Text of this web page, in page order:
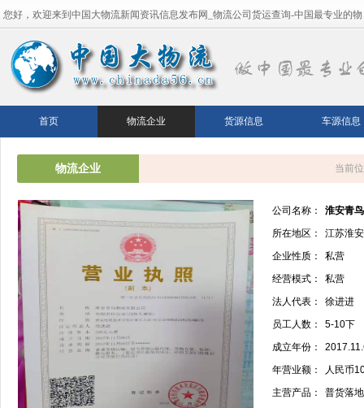
您好，欢迎来到中国大物流新闻资讯信息发布网_物流公司货运查询-中国最专业的物
流平台！
首页 物流企业 货源信息 车源信息
物流企业 当前
公司名称：
淮安青
所在地区：
江苏淮
企业性质：
私营
经营模式：
私营
法人代表：
徐进进
员工人数：
5-10下
成立年份：
年营业额：
人民币
主营产品：
普货落